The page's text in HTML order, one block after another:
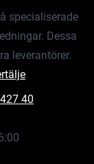
specialiserade
Dessa
leverantörer.
40